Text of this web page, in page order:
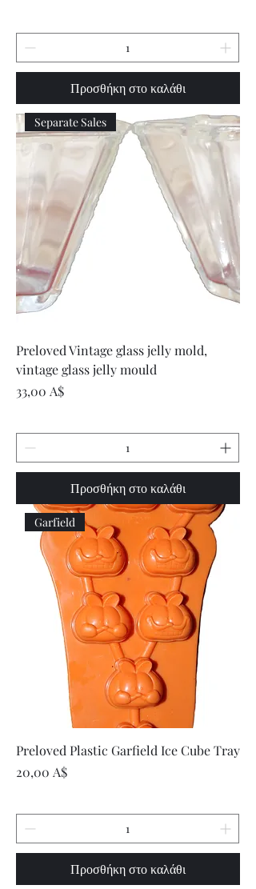
Προσθήκη στο καλάθι
Separate Sales
Preloved Vintage glass jelly mold,
vintage glass jelly mould
Τιμή
33,00 A$
Προσθήκη στο καλάθι
Garfield
Preloved Plastic Garfield Ice Cube Tray
Τιμή
20,00 A$
Προσθήκη στο καλάθι